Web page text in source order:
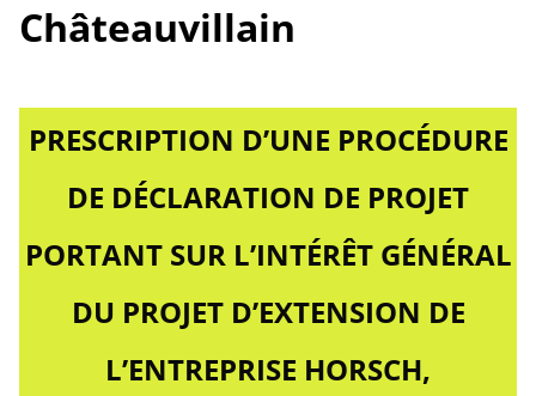
Châteauvillain
PRESCRIPTION D’UNE PROCÉDURE
DE DÉCLARATION DE PROJET
PORTANT SUR L’INTÉRÊT GÉNÉRAL
DU PROJET D’EXTENSION DE
L’ENTREPRISE HORSCH,